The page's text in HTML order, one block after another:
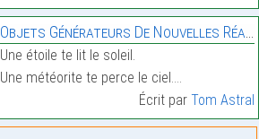
Objets Générateurs De Nouvelles Réalités
Une étoile te lit le soleil.
Une météorite te perce le ciel.…
Écrit par Tom Astral